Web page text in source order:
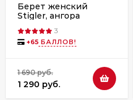
Берет женский
Stigler, ангора
3
+65 БАЛЛОВ!
1 690 руб.
1 290 руб.